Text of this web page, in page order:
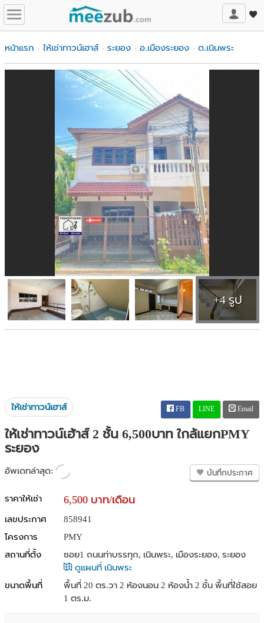
หน้าแรก ให้เช่าทาวน์เฮาส์ ระยอง อ.เมืองระยอง ต.เนินพระ
+4 รูป
ให้เช่าทาวน์เฮาส์ FB LINE Email
ให้เช่าทาวน์เฮ้าส์ 2 ชั้น 6,500บาท ใกล้แยกPMY
ระยอง
อัพเดทล่าสุด: บันทึกประกาศ
ราคาให้เช่า 6,500 บาท/เดือน
เลขประกาศ
858941
โครงการ
PMY
สถานที่ตั้ง
ซอย1 ถนนท่าบรรทุก, เนินพระ, เมืองระยอง, ระยอง
ดูแผนที่ เนินพระ
ขนาดพื้นที่
พื้นที่ 20 ตร.วา 2 ห้องนอน 2 ห้องน้ำ 2 ชั้น พื้นที่ใช้สอย
1 ตร.ม.